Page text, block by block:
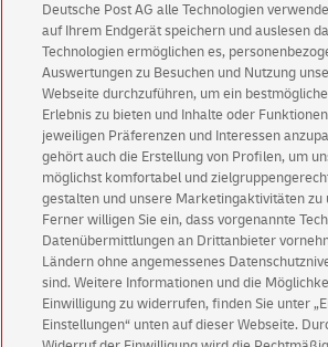
Das Porto für Großbriefe innerhalb
€. In unserem Online Shop finden Sie
Briefmarkenmit abwechslungsreichen
praktisch für Vielversender sind auch
oder -rollen, die Sie sich bequem ins
können.
Welche DIN Formate sind
Folgende Briefumschlagformate sind für
geeignet:
DIN A4 (21,0 x 29,7 cm)
Abonnieren Sie unseren
Immer informiert über exklusive
Aktionen - jetzt mit Vorteil
Privatkundensichern sich einen
für POSTSCAN!
Geschäftskundenerhalten
für Briefmarke individuell!
Zur Newsletter-
Deutsche Post AG alle Technologien
auf Ihrem Endgerät speichern und auslesen
Technologien ermöglichen es,
Auswertungen zu Besuchen und Nutzung
Webseite durchzuführen, um ein
Erlebnis zu bieten und Inhalte oder
jeweiligen Präferenzen und Interessen
gehört auch die Erstellung von Profilen, um
möglichst komfortabel und
gestalten und unsere Marketingaktivitäten zu
Ferner willigen Sie ein, dass vorgenannte
Datenübermittlungen an Drittanbieter
Ländern ohne angemessenes
sind. Weitere Informationen und die
Einwilligung zu widerrufen, finden Sie unter
Einstellungen“ unten auf dieser Webseite.